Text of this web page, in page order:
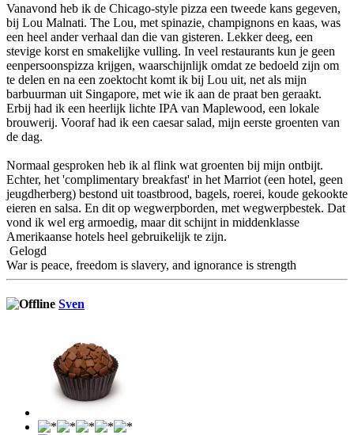
Vanavond heb ik de Chicago-style pizza een tweede kans gegeven,
bij Lou Malnati. The Lou, met spinazie, champignons en kaas, was
een heel ander verhaal dan die van gisteren. Lekker deeg, een
stevige korst en smakelijke vulling. In veel restaurants kun je geen
eenpersoonspizza krijgen, waarschijnlijk omdat ze bedoeld zijn om
te delen en na een zoektocht komt ik bij Lou uit, net als mijn
barbuurman uit Singapore, met wie ik aan de praat ben geraakt.
Erbij had ik een heerlijk lichte IPA van Maplewood, een lokale
brouwerij. Vooraf had ik een caesar salad, mijn eerste groenten van
de dag.
Normaal gesproken heb ik al flink wat groenten bij mijn ontbijt.
Echter, het 'complimentary breakfast' in het Marriot (een hotel, geen
jeugdherberg) bestond uit toastbrood, bagels, roerei, koude gekookte
eieren en salsa. En dit op wegwerpborden, met wegwerpbestek. Dat
vond ik wel erg armoedig, maar dit schijnt in middenklasse
Amerikaanse hotels heel gebruikelijk te zijn.
Gelogd
War is peace, freedom is slavery, and ignorance is strength
Sven